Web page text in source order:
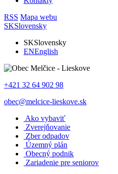
RSS Mapa webu
SKSlovensky
SKSlovensky
ENEnglish
+421 32 64 902 98
obec@melcice-lieskove.sk
Ako vybaviť
Zverejňovanie
Zber odpadov
Územný plán
Obecný podnik
Zariadenie pre seniorov